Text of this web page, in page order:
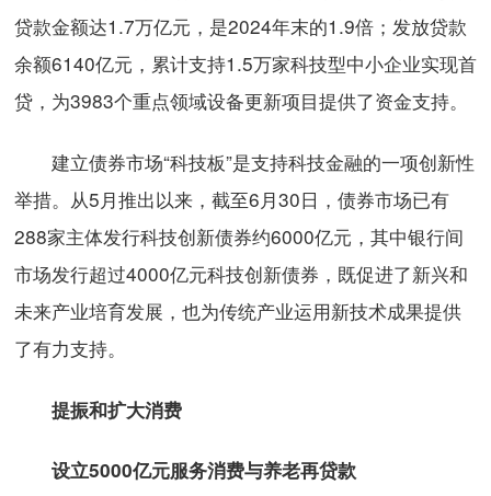
贷款金额达1.7万亿元，是2024年末的1.9倍；发放贷款
余额6140亿元，累计支持1.5万家科技型中小企业实现首
贷，为3983个重点领域设备更新项目提供了资金支持。
建立债券市场“科技板”是支持科技金融的一项创新性
举措。从5月推出以来，截至6月30日，债券市场已有
288家主体发行科技创新债券约6000亿元，其中银行间
市场发行超过4000亿元科技创新债券，既促进了新兴和
未来产业培育发展，也为传统产业运用新技术成果提供
了有力支持。
提振和扩大消费
设立5000亿元服务消费与养老再贷款